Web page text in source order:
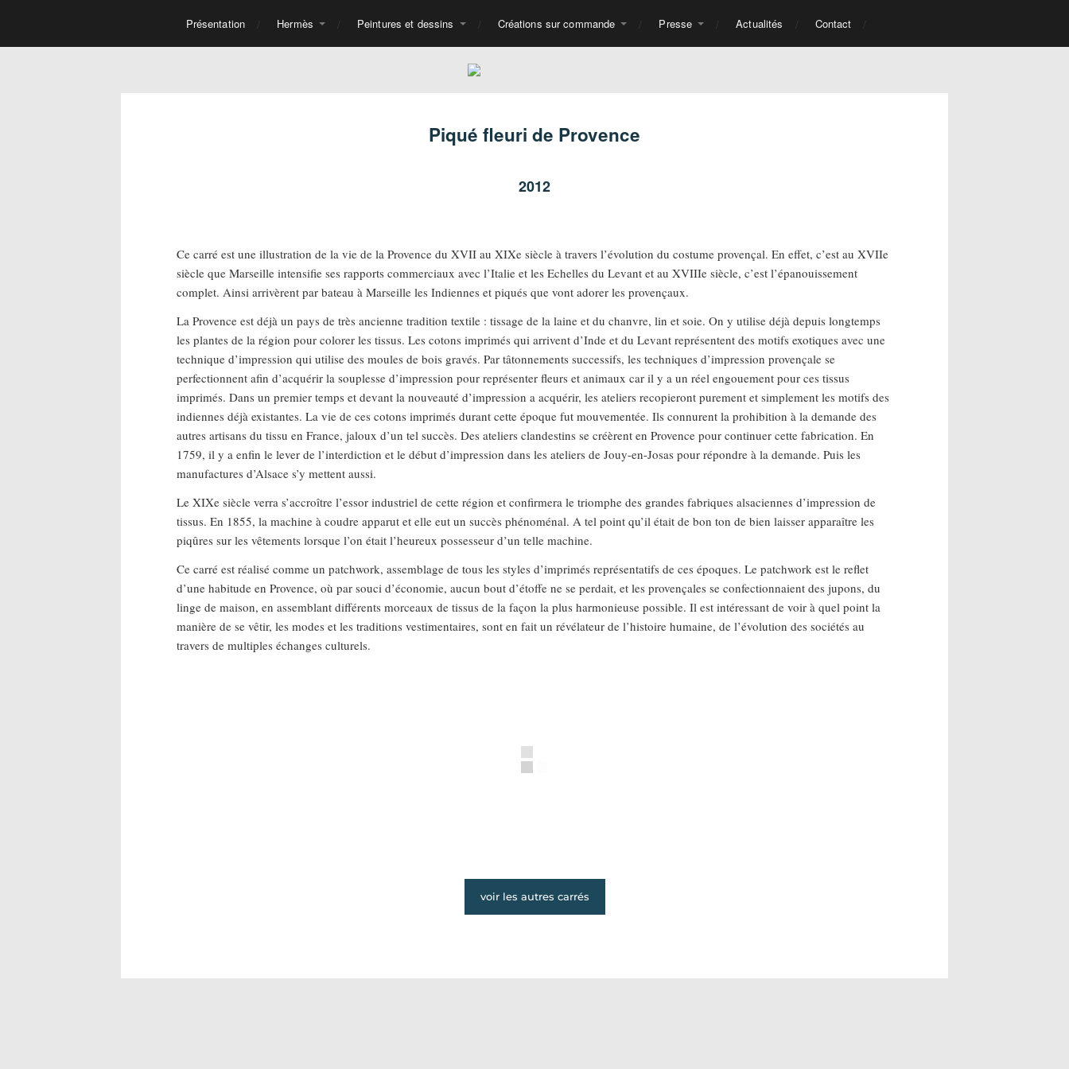
Présentation Hermès Peintures et dessins Créations sur commande Presse Actualités Contact
Piqué fleuri de Provence
2012
Ce carré est une illustration de la vie de la Provence du XVII au XIXe siècle à travers l’évolution du costume provençal. En effet, c’est au XVIIe
siècle que Marseille intensifie ses rapports commerciaux avec l’Italie et les Echelles du Levant et au XVIIIe siècle, c’est l’épanouissement
complet. Ainsi arrivèrent par bateau à Marseille les Indiennes et piqués que vont adorer les provençaux.
La Provence est déjà un pays de très ancienne tradition textile : tissage de la laine et du chanvre, lin et soie. On y utilise déjà depuis longtemps
les plantes de la région pour colorer les tissus. Les cotons imprimés qui arrivent d’Inde et du Levant représentent des motifs exotiques avec une
technique d’impression qui utilise des moules de bois gravés. Par tâtonnements successifs, les techniques d’impression provençale se
perfectionnent afin d’acquérir la souplesse d’impression pour représenter fleurs et animaux car il y a un réel engouement pour ces tissus
imprimés. Dans un premier temps et devant la nouveauté d’impression a acquérir, les ateliers recopieront purement et simplement les motifs des
indiennes déjà existantes. La vie de ces cotons imprimés durant cette époque fut mouvementée. Ils connurent la prohibition à la demande des
autres artisans du tissu en France, jaloux d’un tel succès. Des ateliers clandestins se créèrent en Provence pour continuer cette fabrication. En
1759, il y a enfin le lever de l’interdiction et le début d’impression dans les ateliers de Jouy-en-Josas pour répondre à la demande. Puis les
manufactures d’Alsace s’y mettent aussi.
Le XIXe siècle verra s’accroître l’essor industriel de cette région et confirmera le triomphe des grandes fabriques alsaciennes d’impression de
tissus. En 1855, la machine à coudre apparut et elle eut un succès phénoménal. A tel point qu’il était de bon ton de bien laisser apparaître les
piqûres sur les vêtements lorsque l’on était l’heureux possesseur d’un telle machine.
Ce carré est réalisé comme un patchwork, assemblage de tous les styles d’imprimés représentatifs de ces époques. Le patchwork est le reflet
d’une habitude en Provence, où par souci d’économie, aucun bout d’étoffe ne se perdait, et les provençales se confectionnaient des jupons, du
linge de maison, en assemblant différents morceaux de tissus de la façon la plus harmonieuse possible. Il est intéressant de voir à quel point la
manière de se vêtir, les modes et les traditions vestimentaires, sont en fait un révélateur de l’histoire humaine, de l’évolution des sociétés au
travers de multiples échanges culturels.
voir les autres carrés